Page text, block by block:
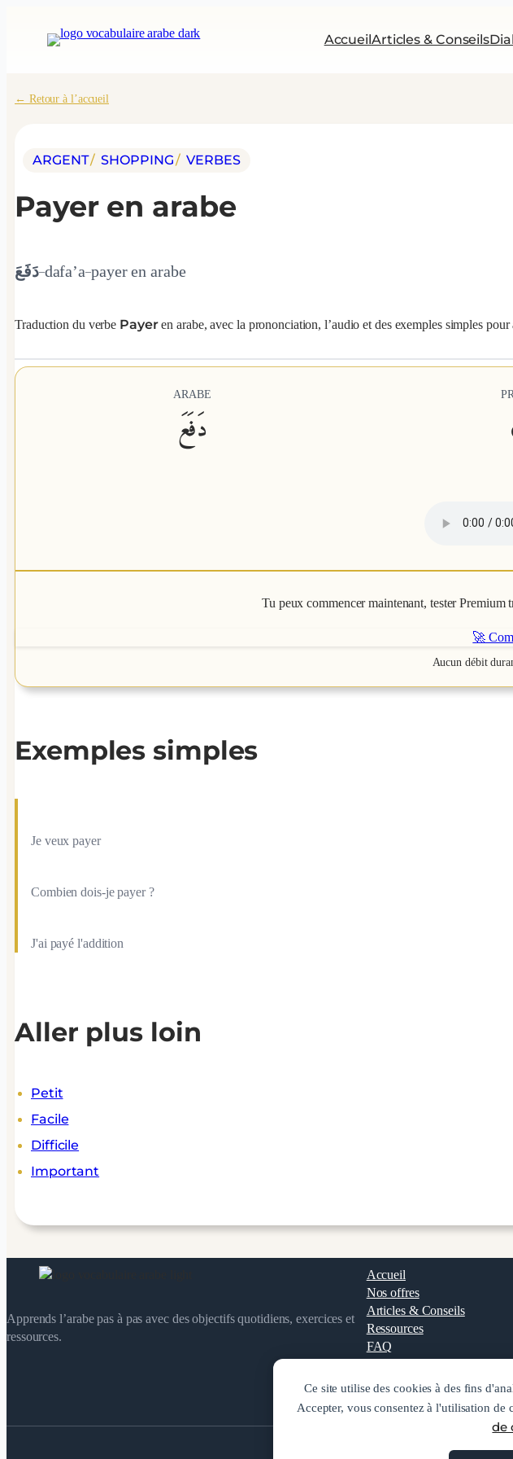
Ce site utilise des cookies à des fins
Accepter, vous consentez à l'utilisation de
de
AccueilArticles & Conseils
← Retour à l’accueil
ARGENT/ SHOPPING/ VERBES
Payeren arabe
دَفَعَ–dafa’a–payeren arabe
Traduction du verbe Payeren arabe, avec la prononciation, l’audio et des exemples simples
ARABE
دَفَعَ
Tu peux commencer maintenant, tester
🚀
Aucun débit
Exemples simples
Je veux payer
Combien dois-je payer ?
J'ai payé l'addition
Aller plus loin
Petit
Facile
Difficile
Important
Apprends l’arabe pas à pas avec des objectifs quotidiens, exercices et
ressources.
Accueil
Nos offres
Articles & Conseils
Ressources
FAQ
Mentions légales